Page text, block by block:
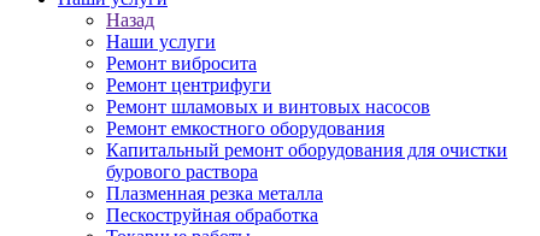
Назад
Наши услуги
Ремонт вибросита
Ремонт центрифуги
Ремонт шламовых и винтовых насосов
Ремонт емкостного оборудования
Капитальный ремонт оборудования для очистки
бурового раствора
Плазменная резка металла
Пескоструйная обработка